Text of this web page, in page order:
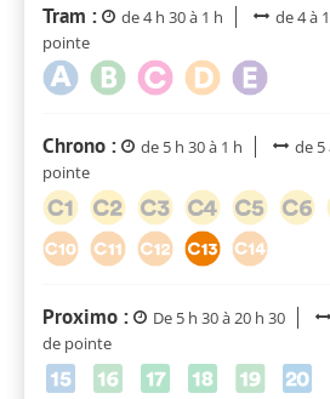
Tram : de 4 h 30 à 1 h
de 4 à
pointe
Chrono : de 5 h 30 à 1 h
de 5
pointe
Proximo : De 5 h 30 à 20 h 30
de pointe